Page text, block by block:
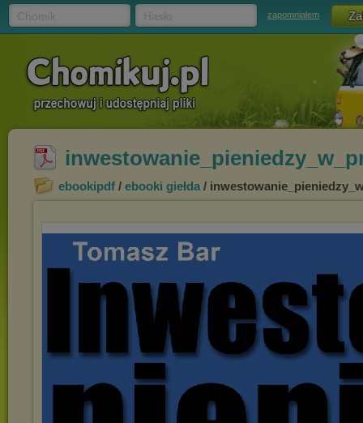
zapomniałem
ebookipdf / ebooki giełda /